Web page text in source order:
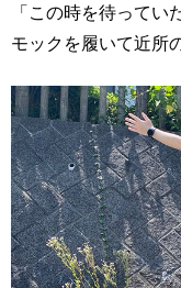
「この時を待って
モックを履いて近所